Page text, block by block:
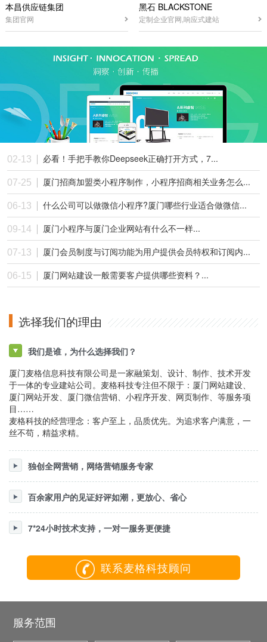
本昌供应链集团
集团官网
黑石 BLACKSTONE
定制企业官网,响应式建站
02-13 必看！手把手教你Deepseek正确打开方式，7...
07-25 厦门招商加盟类小程序制作，小程序招商相关业务怎么...
06-13 什么公司可以做微信小程序?厦门哪些行业适合做微信...
09-14 厦门小程序与厦门企业网站有什么不一样...
07-13 厦门会员制度与订阅功能为用户提供会员特权和订阅内...
06-15 厦门网站建设一般需要客户提供哪些资料？...
选择我们的理由
我们是谁，为什么选择我们？
厦门麦格信息科技有限公司是一家融策划、设计、制作、技术开发
于一体的专业建站公司。麦格科技专注但不限于：厦门网站建设、
厦门网站开发、厦门微信营销、小程序开发、网页制作、等服务项
目……
麦格科技的经营理念：客户至上，品质优先。为追求客户满意，一
丝不苟，精益求精。
独创全网营销，网络营销服务专家
百余家用户的见证好评如潮，更放心、省心
7*24小时技术支持，一对一服务更便捷
联系麦格科技顾问
服务范围